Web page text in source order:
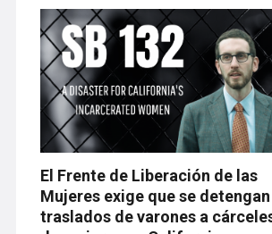
El Frente de Liberación de las
Mujeres exige que se
traslados de varones a